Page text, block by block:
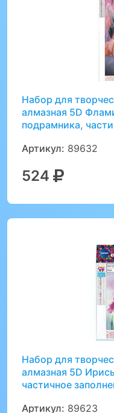
Набор для
алмазная 5D
подрамника,
Артикул: 89632
524
Набор для
алмазная 5D
частичное
Артикул: 89623